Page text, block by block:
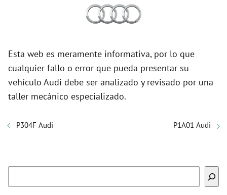
Esta web es meramente informativa, por lo que
cualquier fallo o error que pueda presentar su
vehículo Audi debe ser analizado y revisado por una
taller mecánico especializado.
P304F Audi P1A01 Audi